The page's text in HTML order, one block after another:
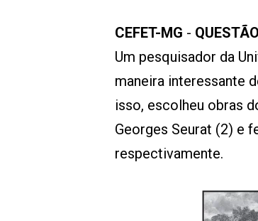
CEFET-MG -
Um pesquisador da
maneira interessante
isso, escolheu obras
Georges Seurat (2) e
respectivamente.